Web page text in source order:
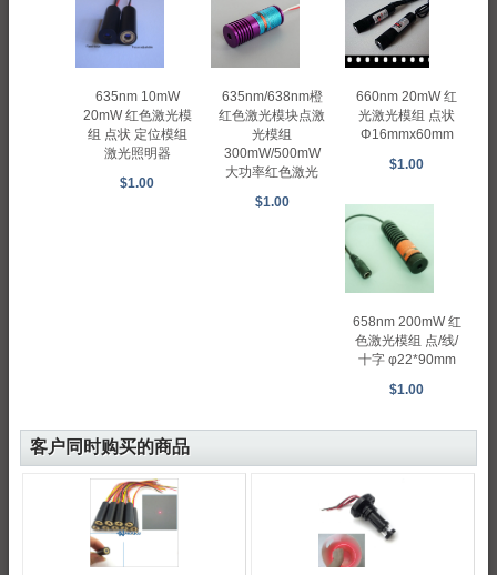
635nm 10mW
20mW 红色激光模
组 点状 定位模组
激光照明器
$1.00
635nm/638nm橙
红色激光模块点激
光模组
300mW/500mW
大功率红色激光
$1.00
660nm 20mW 红
光激光模组 点状
Φ16mmx60mm
$1.00
658nm 200mW 红
色激光模组 点/线/
十字 φ22*90mm
$1.00
客户同时购买的商品